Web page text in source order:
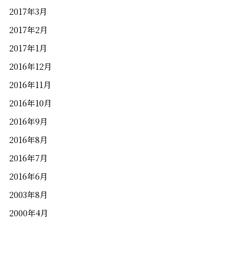
2017年3月
2017年2月
2017年1月
2016年12月
2016年11月
2016年10月
2016年9月
2016年8月
2016年7月
2016年6月
2003年8月
2000年4月